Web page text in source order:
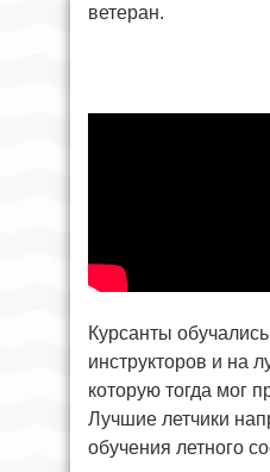
ветеран.
Курсанты
инструкторов и на
которую тогда мог
Лучшие летчики
обучения летного